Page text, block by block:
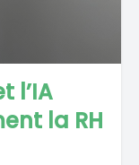
l’IA
la RH